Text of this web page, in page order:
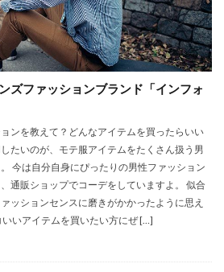
ズファッションブランド「インフォ
ンを教えて？どんなアイテムを買ったらいい
たいのが、モテ服アイテムをたくさん扱う男
今は自分自身にぴったりの男性ファッション
通販ショップでコーデをしていますよ。 似合
ッションセンスに磨きがかかったように思え
いアイテムを買いたい方にぜ […]